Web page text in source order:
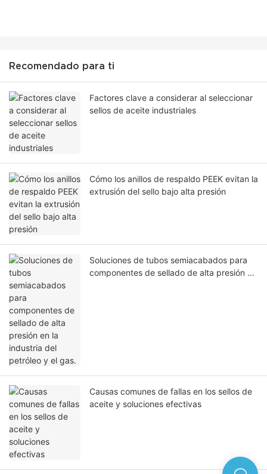
Recomendado para ti
Factores clave a considerar al seleccionar
sellos de aceite industriales
Cómo los anillos de respaldo PEEK evitan la
extrusión del sello bajo alta presión
Soluciones de tubos semiacabados para
componentes de sellado de alta presión en
Causas comunes de fallas en los sellos de
aceite y soluciones efectivas